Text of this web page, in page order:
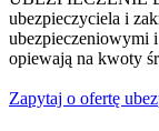
ubezpieczyciela i
ubezpieczeniowymi
opiewają na kwoty
Zapytaj o ofertę